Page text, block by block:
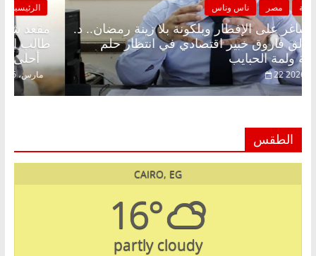
الرئيسية مصر ناس وناس
مقعد شاغر على الإفطار وبلكونة بلا زينة رمضان.. د.
عبدالخالق فاروق خبير اقتصادي في انتظار حلم
الحرية ولمة الحبايب
22 فبراير، 2026
الطقس
CAIRO, EG
16°
partly cloudy